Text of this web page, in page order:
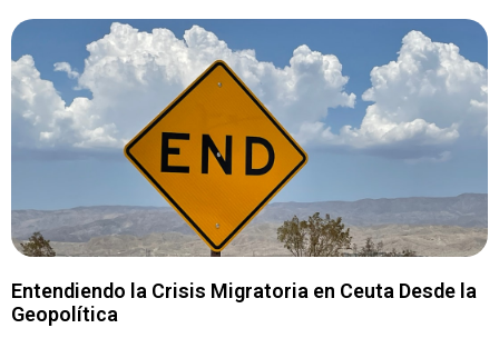
Entendiendo la Crisis Migratoria en Ceuta Desde la
Geopolítica